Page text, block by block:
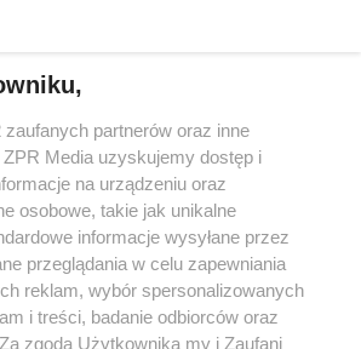
Krakowie. Policjanci
latka na gorącym
partnerów oraz inne
Media uzyskujemy dostęp i
na urządzeniu oraz
osobowe, takie jak unikalne
informacje wysyłane przez
przeglądania w celu zapewniania
reklam, wybór spersonalizowanych
i treści, badanie odbiorców oraz
zgodą Użytkownika my i Zaufani